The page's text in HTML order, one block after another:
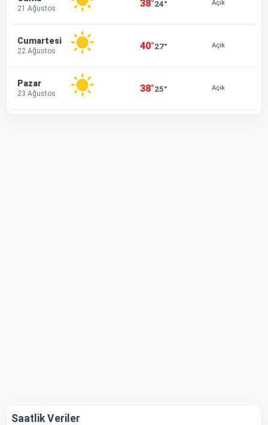
21 Ağustos 38°24° Açık
Cumartesi
22 Ağustos 40°27° Açık
Pazar
23 Ağustos 38°25° Açık
Saatlik Veriler